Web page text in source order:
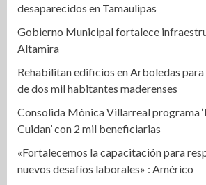
desaparecidos en Tamaulipas
Gobierno Municipal fortalece
Altamira
Rehabilitan edificios en Arboledas
de dos mil habitantes maderenses
Consolida Mónica Villarreal programa
Cuidan’ con 2 mil beneficiarias
«Fortalecemos la capacitación para
nuevos desafíos laborales» : Américo